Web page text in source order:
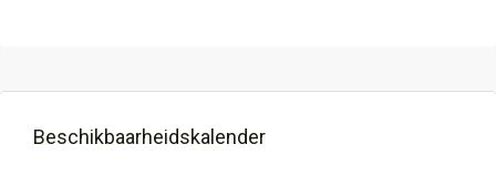
Beschikbaarheidskalender